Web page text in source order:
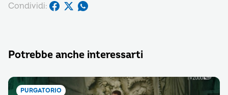
Condividi:
Potrebbe anche interessarti
PURGATORIO